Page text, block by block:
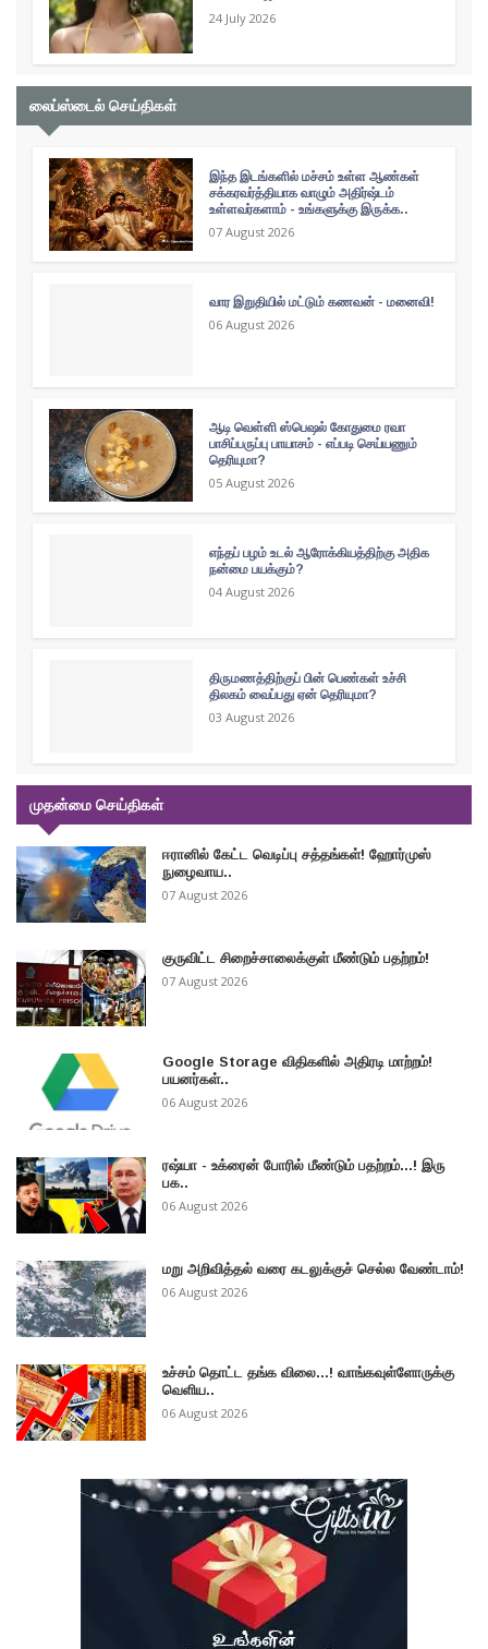
24 July 2026
லைப்ஸ்டைல் செய்திகள்
இந்த இடங்களில் மச்சம் உள்ள ஆண்கள்
சக்கரவர்த்தியாக வாழும் அதிர்ஷ்டம்
உள்ளவர்களாம் - உங்களுக்கு இருக்க..
07 August 2026
வார இறுதியில் மட்டும் கணவன் - மனைவி!
06 August 2026
ஆடி வெள்ளி ஸ்பெஷல் கோதுமை ரவா
பாசிப்பருப்பு பாயாசம் - எப்படி செய்யணும்
தெரியுமா?
05 August 2026
எந்தப் பழம் உடல் ஆரோக்கியத்திற்கு அதிக
நன்மை பயக்கும்?
04 August 2026
திருமணத்திற்குப் பின் பெண்கள் உச்சி
திலகம் வைப்பது ஏன் தெரியுமா?
03 August 2026
முதன்மை செய்திகள்
ஈரானில் கேட்ட வெடிப்பு சத்தங்கள்! ஹோர்முஸ்
நுழைவாய..
07 August 2026
குருவிட்ட சிறைச்சாலைக்குள் மீண்டும் பதற்றம்!
07 August 2026
Google Storage விதிகளில் அதிரடி மாற்றம்!
பயனர்கள்..
06 August 2026
ரஷ்யா - உக்ரைன் போரில் மீண்டும் பதற்றம்...! இரு
பக..
06 August 2026
மறு அறிவித்தல் வரை கடலுக்குச் செல்ல வேண்டாம்!
06 August 2026
உச்சம் தொட்ட தங்க விலை...! வாங்கவுள்ளோருக்கு
வெளிய..
06 August 2026